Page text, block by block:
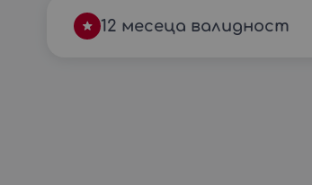
12 месеца валидност